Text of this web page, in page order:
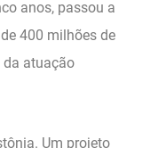
anos, passou a
400 milhões de
da atuação
Um projeto